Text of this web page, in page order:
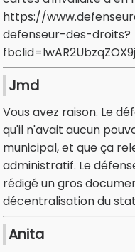
https://
defenseur-des-droits?
Jmd
Vous avez raison. Le
qu'il n'avait aucun
municipal, et que ça
administratif. Le
rédigé un gros
décentralisation du
Anita